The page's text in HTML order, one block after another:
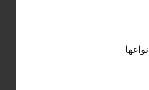
أنواعها